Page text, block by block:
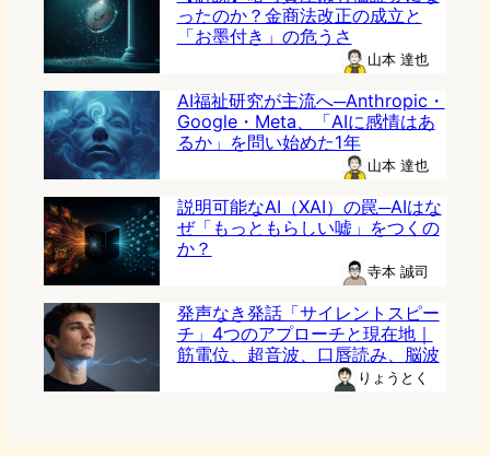
ったのか？金商法改正の成立と
「お墨付き」の危うさ
山本 達也
AI福祉研究が主流へ─Anthropic・
Google・Meta、「AIに感情はあ
るか」を問い始めた1年
山本 達也
説明可能なAI（XAI）の罠─AIはな
ぜ「もっともらしい嘘」をつくの
か？
寺本 誠司
発声なき発話「サイレントスピー
チ」4つのアプローチと現在地｜
筋電位、超音波、口唇読み、脳波
りょうとく